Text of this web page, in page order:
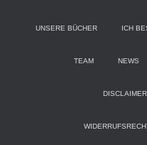
UNSERE BÜCHER ICH
TEAM NEWS